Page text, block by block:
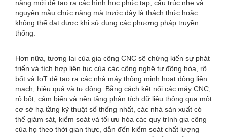
năng mới để tạo ra các hình học phức tạp, cấu trúc nhẹ và
nguyên mẫu chức năng mà trước đây là thách thức hoặc
không thể đạt được khi sử dụng các phương pháp truyền
thống.
Hơn nữa, tương lai của gia công CNC sẽ chứng kiến ​​sự phát
triển và tích hợp liên tục của các công nghệ tự động hóa, rô
bốt và IoT để tạo ra các nhà máy thông minh hoạt động liền
mạch, hiệu quả và tự động. Bằng cách kết nối các máy CNC,
rô bốt, cảm biến và nền tảng phân tích dữ liệu thông qua một
cơ sở hạ tầng kỹ thuật số thống nhất, các nhà sản xuất có
thể giám sát, kiểm soát và tối ưu hóa các quy trình gia công
của họ theo thời gian thực, dẫn đến kiểm soát chất lượng